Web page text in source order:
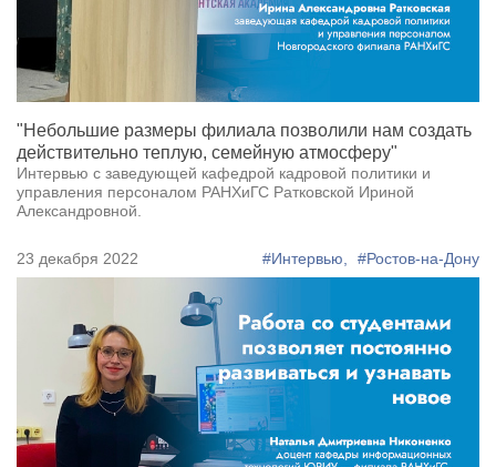
"Небольшие размеры филиала позволили нам создать
действительно теплую, семейную атмосферу"
Интервью с заведующей кафедрой кадровой политики и
управления персоналом РАНХиГС Ратковской Ириной
Александровной.
23 декабря 2022 #Интервью, #Ростов-на-Дону